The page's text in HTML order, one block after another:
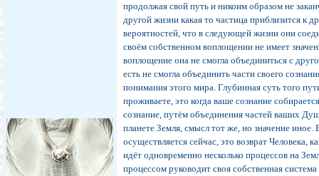
продолжая свой путь и никоим образом не
другой жизни какая то частица приблизится к
вероятностей, что в следующей жизни они
своём собственном воплощении не имеет
воплощение она не смогла объединиться с
есть не смогла объединить части своего
понимания этого мира. Глубинная суть того
проживаете, это когда ваше сознание
сознание, путём объединения частей ваших
планете Земля, смысл тот же, но значение иное.
осуществляется сейчас, это возврат Человека,
идёт одновременно несколько процессов на
процессом руководит своя собственная